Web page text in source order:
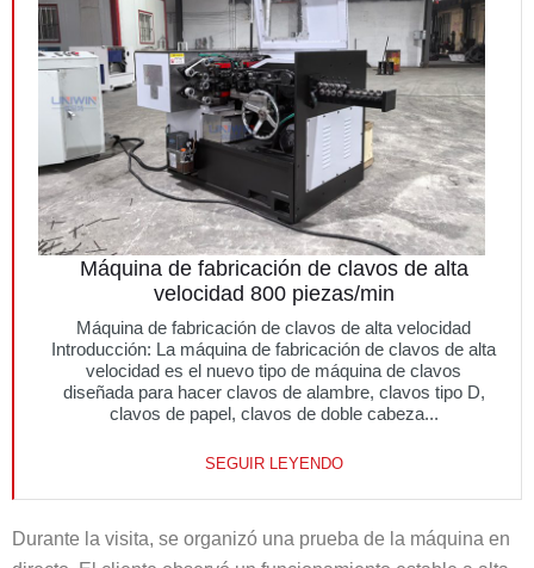
Máquina de fabricación de clavos de alta
velocidad 800 piezas/min
Máquina de fabricación de clavos de alta velocidad
Introducción: La máquina de fabricación de clavos de alta
velocidad es el nuevo tipo de máquina de clavos
diseñada para hacer clavos de alambre, clavos tipo D,
clavos de papel, clavos de doble cabeza...
SEGUIR LEYENDO
Durante la visita, se organizó una prueba de la máquina en